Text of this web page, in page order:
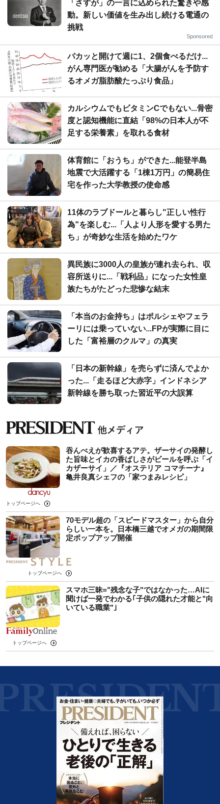
「さすが」の一言に込められた驚きや感
動。新しい価値を生み出し続ける電通の
挑戦
Sponsored
パカッと開けて週に1、2個食べるだけ...
がん専門医が勧める「大腸がんを予防す
るオメガ脂肪酸たっぷり食品」
カルシウムでもビタミンCでもない...骨密
度と認知機能に直結「98%の日本人が不
足する栄養素」を取れる食材
体育館に「おうち」ができた...能登半島
地震で大活躍する「1棟1万円」の簡易住
宅を作った大学教授の使命感
11体のラブドールと暮らし"正しい性行
為"を楽しむ...「人より人形を愛する男た
ち」が奇妙な生活を始めたワケ
異民族に3000人の皇族が連れ去られ、収
容所送りに...「戦利品」になった女性皇
族たちがたどった悲惨な結末
「本当のお金持ち」はポルシェやフェラ
ーリには乗っていない...FPが実際に目に
した「富裕層のクルマ」の真実
「日本の新幹線」を売らずに済んでよか
った...「走るほど大赤字」インドネシア
新幹線を勝ち取った習近平の大誤算
吞んべえが歓喜するアテ。ザーサイの発酵し
た旨味とイカの香ばしさがビールを呼ぶ「イ
カザーサイ」／『オステリア コマチーナ』
⻲井良真シェフの「家つまみレシピ」
トップページへ
70モデル超の「スピードマスター」から自分
らしい一本を。日本橋三越でオメガの期間限
定ポップアップ開催
トップページへ
スマホ三昧="残念な子"ではなかった…AIに
聞けば一発でわかる｢子供の隠れた才能と"向
いている職業"｣
トップページへ